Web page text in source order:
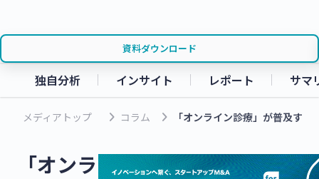
資料ダウンロード
独自分析 インサイト レポート サマ
メディアトップ keyboard_arrow_right コラム keyboard_arrow_right 「オンライン診療」が普及す
「オンラ